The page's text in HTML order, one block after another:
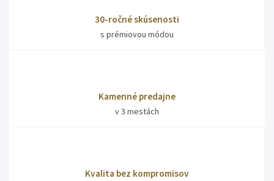
30-ročné skúsenosti
s prémiovou módou
Kamenné predajne
v 3 mestách
Kvalita bez kompromisov